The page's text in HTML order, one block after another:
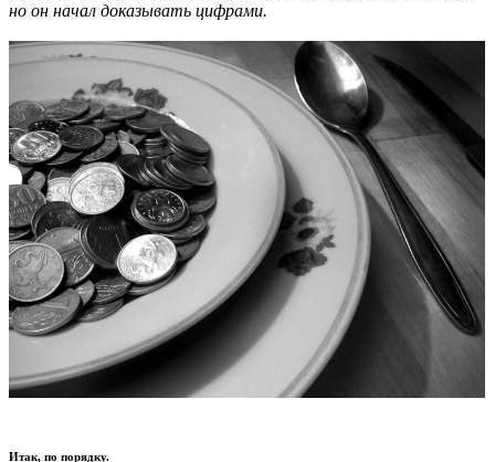
но он начал доказывать цифрами.
Итак, по порядку.